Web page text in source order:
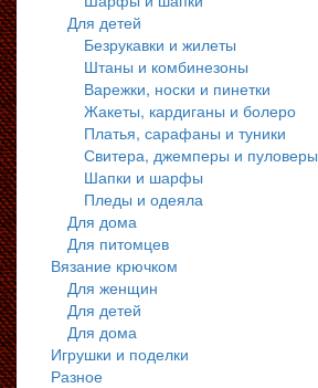
Для детей
Безрукавки и жилеты
Штаны и комбинезоны
Варежки, носки и пинетки
Жакеты, кардиганы и болеро
Платья, сарафаны и туники
Свитера, джемперы и пуловеры
Шапки и шарфы
Пледы и одеяла
Для дома
Для питомцев
Вязание крючком
Для женщин
Для детей
Для дома
Игрушки и поделки
Разное